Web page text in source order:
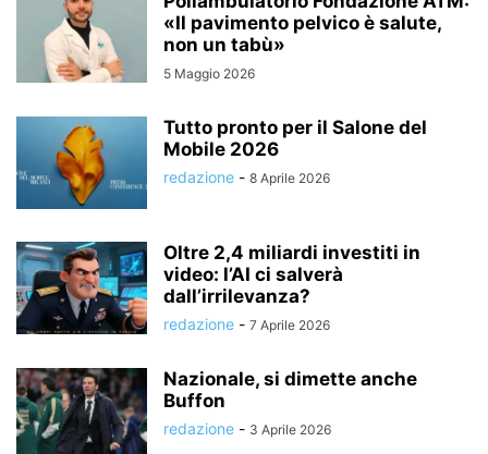
«Il pavimento pelvico è salute,
non un tabù»
5 Maggio 2026
Tutto pronto per il Salone del
Mobile 2026
redazione - 8 Aprile 2026
Oltre 2,4 miliardi investiti in
video: l’AI ci salverà
dall’irrilevanza?
redazione - 7 Aprile 2026
Nazionale, si dimette anche
Buffon
redazione - 3 Aprile 2026